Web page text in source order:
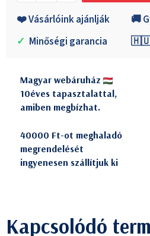
❤️ Vásárlóink ajánlják
🚚
✓ Minőségi garancia 🇭🇺
Magyar webáruház
10éves tapasztalattal,
amiben megbízhat.
40000 Ft-ot meghaladó
megrendelését
ingyenesen szállítjuk ki
Kapcsolódó